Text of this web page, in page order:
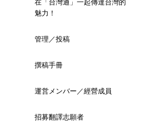
在「台灣通」一起傳達台灣的
魅力！
管理／投稿
撰稿手冊
運営メンバー／經營成員
招募翻譯志願者